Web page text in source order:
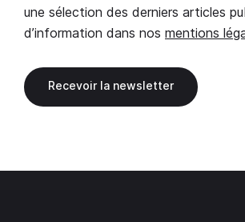
une sélection des derniers articles
d’information dans nos mentions